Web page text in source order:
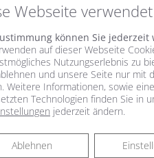
wieder verfügbar
als Mieter wieder
Liefer- und
als
bis die Fördermittel
Webseite
können Sie jederzeit
auf dieser Webseite
Nutzungserlebnis zu
und unsere Seite nur mit
Weitere Informationen, sowie
Technologien finden Sie in
jederzeit ändern.
Ablehnen
Ablehnen